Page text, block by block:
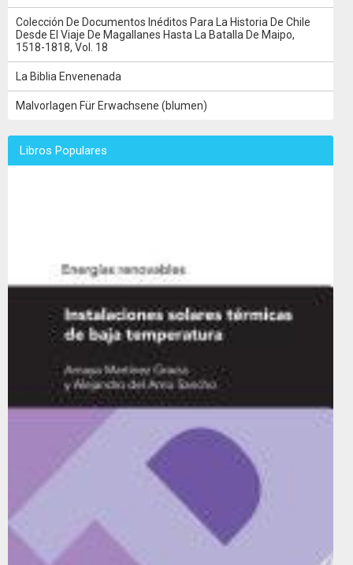
Colección De Documentos Inéditos Para La Historia De Chile
Desde El Viaje De Magallanes Hasta La Batalla De Maipo,
1518-1818, Vol. 18
La Biblia Envenenada
Malvorlagen Für Erwachsene (blumen)
Libros Populares